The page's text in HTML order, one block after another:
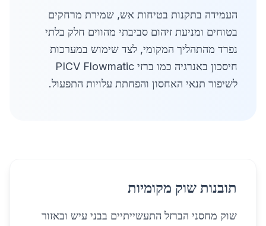
העמידה בתקנות בטיחות אש, שמירת מרחקים
בטוחים ומניעת זיהום סביבתי מהווים חלק בלתי
נפרד מהתהליך המקומי, לצד שימוש במערכות
חיסכון באנרגיה כמו ברזי PICV Flowmatic
לשיפור תנאי האחסון והפחתת עלויות התפעול.
תובנות שוק מקומיות
שוק מחסני הברזל התעשייתיים בבני עיש ובאזור